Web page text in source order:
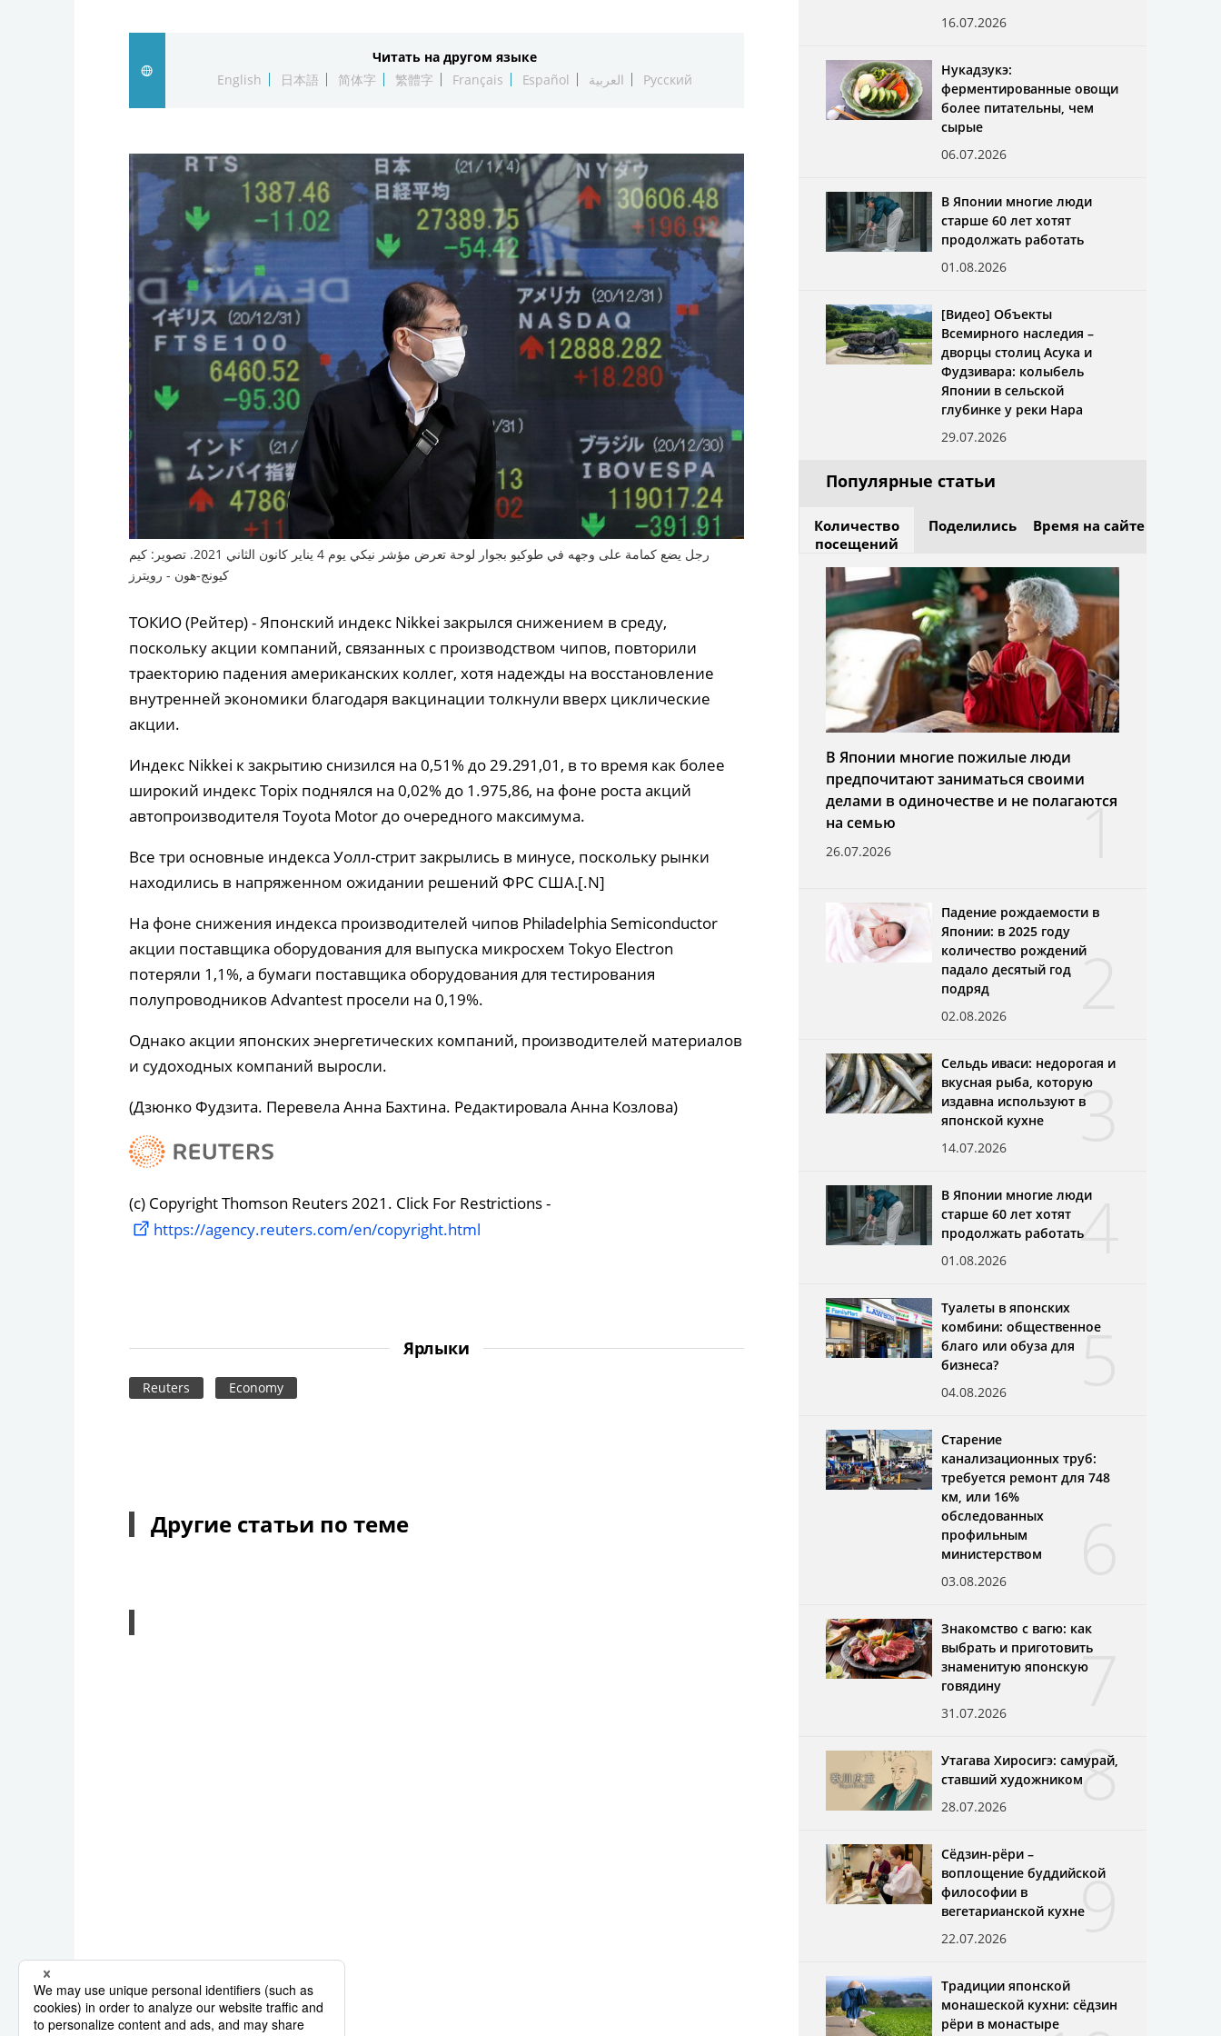
Токио
Читать на другом языке
English
日本語 简体字 繁體字 Français Español العربية Русский
رجل يضع كمامة على وجهه في طوكيو بجوار لوحة تعرض مؤشر نيكي يوم 4 يناير كانون الثاني 2021. تصوير: كيم
كيونج-هون - رويترز
ТОКИО (Рейтер) - Японский индекс Nikkei закрылся снижением в среду,
поскольку акции компаний, связанных с производством чипов, повторили
траекторию падения американских коллег, хотя надежды на восстановление
внутренней экономики благодаря вакцинации толкнули вверх циклические
акции.
Индекс Nikkei к закрытию снизился на 0,51% до 29.291,01, в то время как более
широкий индекс Topix поднялся на 0,02% до 1.975,86, на фоне роста акций
автопроизводителя Toyota Motor до очередного максимума.
Все три основные индекса Уолл-стрит закрылись в минусе, поскольку рынки
находились в напряженном ожидании решений ФРС США.[.N]
На фоне снижения индекса производителей чипов Philadelphia Semiconductor
акции поставщика оборудования для выпуска микросхем Tokyo Electron
потеряли 1,1%, а бумаги поставщика оборудования для тестирования
полупроводников Advantest просели на 0,19%.
Однако акции японских энергетических компаний, производителей материалов
и судоходных компаний выросли.
(Дзюнко Фудзита. Перевела Анна Бахтина. Редактировала Анна Козлова)
(c) Copyright Thomson Reuters 2021. Click For Restrictions -
https://agency.reuters.com/en/copyright.html
Ярлыки
Reuters Economy
Другие статьи по теме
16.07.2026
Нукадзукэ:
ферментированные овощи
более питательны, чем
сырые
06.07.2026
В Японии многие люди
старше 60 лет хотят
продолжать работать
01.08.2026
[Видео] Объекты
Всемирного наследия –
дворцы столиц Асука и
Фудзивара: колыбель
Японии в сельской
глубинке у реки Нара
29.07.2026
Популярные статьи
Количество
посещений
Поделились Время на сайте
1
В Японии многие пожилые люди
предпочитают заниматься своими
делами в одиночестве и не полагаются
на семью
26.07.2026
2
Падение рождаемости в
Японии: в 2025 году
количество рождений
падало десятый год
подряд
02.08.2026
3
Сельдь иваси: недорогая и
вкусная рыба, которую
издавна используют в
японской кухне
14.07.2026
4
В Японии многие люди
старше 60 лет хотят
продолжать работать
01.08.2026
5
Туалеты в японских
комбини: общественное
благо или обуза для
бизнеса?
04.08.2026
Старение
канализационных труб:
требуется ремонт для 748
км, или 16%
обследованных
профильным
министерством
03.08.2026
7
Знакомство с вагю: как
выбрать и приготовить
знаменитую японскую
говядину
31.07.2026
8
Утагава Хиросигэ: самурай,
ставший художником
28.07.2026
9
Сёдзин-рёри –
воплощение буддийской
философии в
вегетарианской кухне
22.07.2026
Традиции японской
монашеской кухни: сёдзин
рёри в монастыре